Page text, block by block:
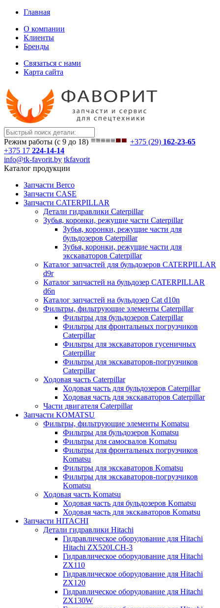
Главная
О компании
Клиенты
Бренды
Связаться с нами
Карта сайта
Режим работы (с 9 до 18) +375 (29) 162-23-65
+375 17 224-14-14
info@tk-favorit.by tkfavorit
Каталог продукции
Запчасти Berco
Запчасти CASE
Запчасти CATERPILLAR
Детали гидравлики Caterpillar
Зубья, коронки, режущие части Caterpillar
Зубья, коронки, режущие части для
бульдозеров Caterpillar
Зубья, коронки, режущие части для
экскаваторов Caterpillar
Каталог запчастей для бульдозеров CATERPILLAR
d9r
Каталог запчастей на бульдозер CATERPILLAR
d6n
Каталог запчастей на бульдозер Сat d10n
Фильтры, фильтрующие элементы Caterpillar
Фильтры для бульдозеров Caterpillar
Фильтры для фронтальных погрузчиков
Caterpillar
Фильтры для экскаваторов гусеничных
Caterpillar
Фильтры для экскаваторов-погрузчиков
Caterpillar
Ходовая часть Caterpillar
Ходовая часть для бульдозеров Caterpillar
Ходовая часть для экскаваторов Caterpillar
Части двигателя Caterpillar
Запчасти KOMATSU
Фильтры, фильтрующие элементы Komatsu
Фильтры для бульдозеров Komatsu
Фильтры для самосвалов Komatsu
Фильтры для фронтальных погрузчиков
Komatsu
Фильтры для экскаваторов Komatsu
Фильтры для экскаваторов-погрузчиков
Komatsu
Ходовая часть Komatsu
Ходовая часть для бульдозеров Komatsu
Ходовая часть для экскаваторов Komatsu
Запчасти HITACHI
Детали гидравлики Hitachi
Гидравлическое оборудование для Hitachi
Hitachi ZX520LCH-3
Гидравлическое оборудование для Hitachi
ZX110
Гидравлическое оборудование для Hitachi
ZX120
Гидравлическое оборудование для Hitachi
ZX130W